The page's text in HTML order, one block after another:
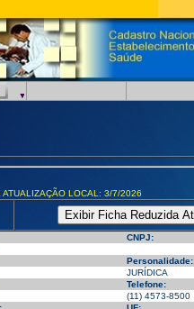
LOCAL: 3/7/2026
CNPJ:
Personalidade:
JURÍDICA
Telefone:
(11) 4573-8500